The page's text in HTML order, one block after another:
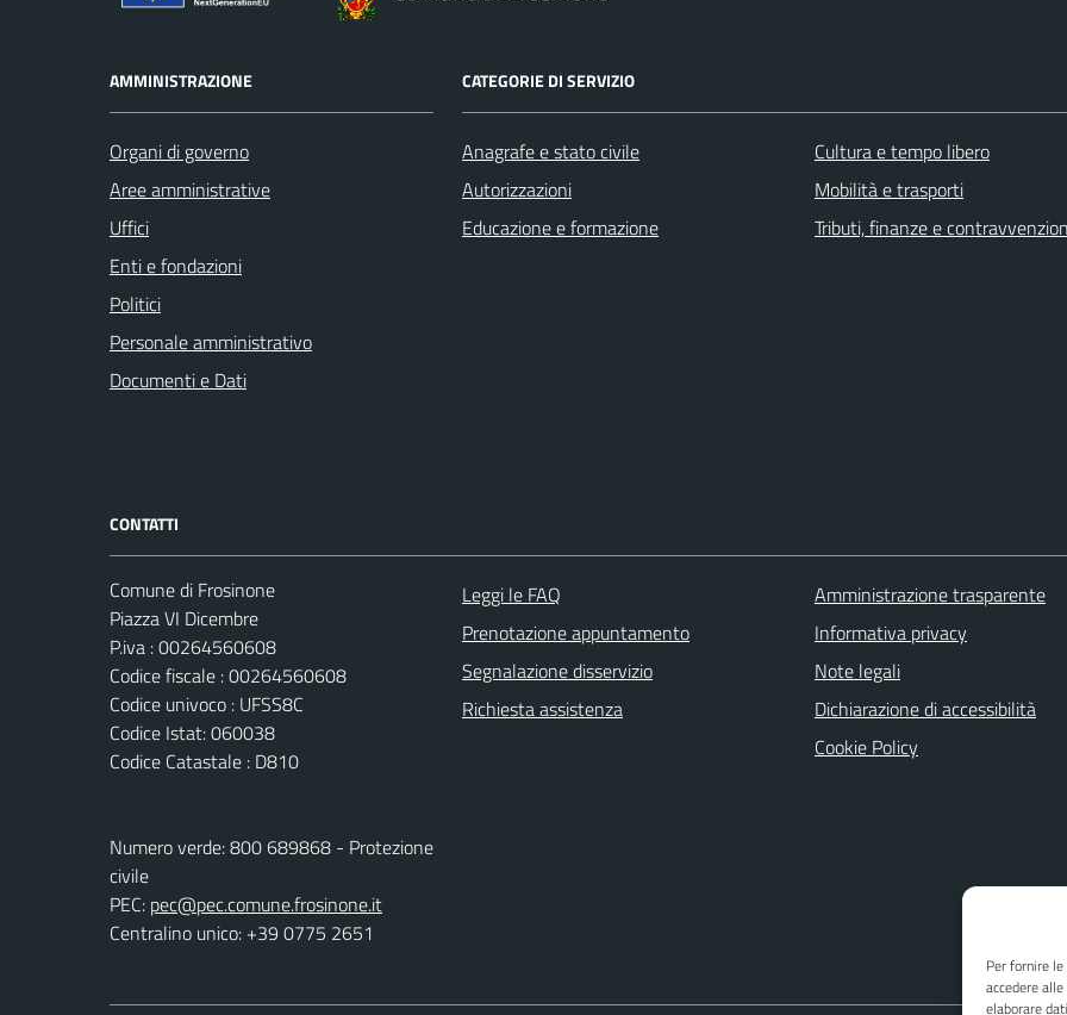
Per fornire
accedere
elaborare
AMMINISTRAZIONE
Organi di governo
Aree amministrative
Uffici
Enti e fondazioni
Politici
Personale amministrativo
Documenti e Dati
CATEGORIE DI SERVIZIO
Anagrafe e stato civile
Autorizzazioni
Educazione e formazione
Cultura e tempo libero
Mobilità e trasporti
Tributi, finanze e
CONTATTI
Comune di Frosinone
Piazza VI Dicembre
P.iva : 00264560608
Codice fiscale : 00264560608
Codice univoco : UFSS8C
Codice Istat: 060038
Codice Catastale : D810
Numero verde: 800 689868 - Protezione
civile
PEC: pec@pec.comune.frosinone.it
Centralino unico: +39 0775 2651
Leggi le FAQ
Prenotazione appuntamento
Segnalazione disservizio
Richiesta assistenza
Amministrazione trasparente
Informativa privacy
Note legali
Dichiarazione di accessibilità
Cookie Policy